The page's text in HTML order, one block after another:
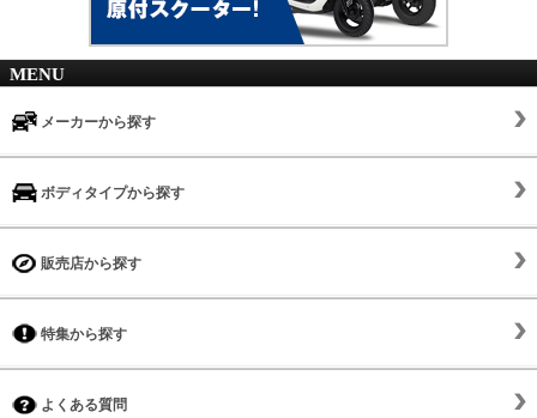
MENU
メーカーから探す
ボディタイプから探す
販売店から探す
特集から探す
よくある質問